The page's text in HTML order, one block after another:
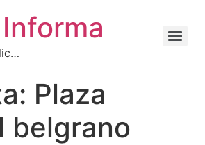
Plaza
belgrano